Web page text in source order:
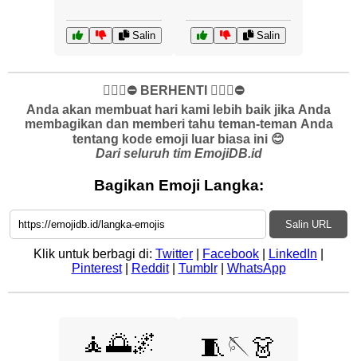
Salin Salin
✋🏻🛑⛔️ BERHENTI ✋🏻🛑⛔️
Anda akan membuat hari kami lebih baik jika Anda
membagikan dan memberi tahu teman-teman Anda
tentang kode emoji luar biasa ini 😊
Dari seluruh tim EmojiDB.id
Bagikan Emoji Langka:
Salin URL
Klik untuk berbagi di: Twitter Facebook LinkedIn
Pinterest| Reddit| Tumblr| WhatsApp
🧘🌅🌌 🧵🪡👗